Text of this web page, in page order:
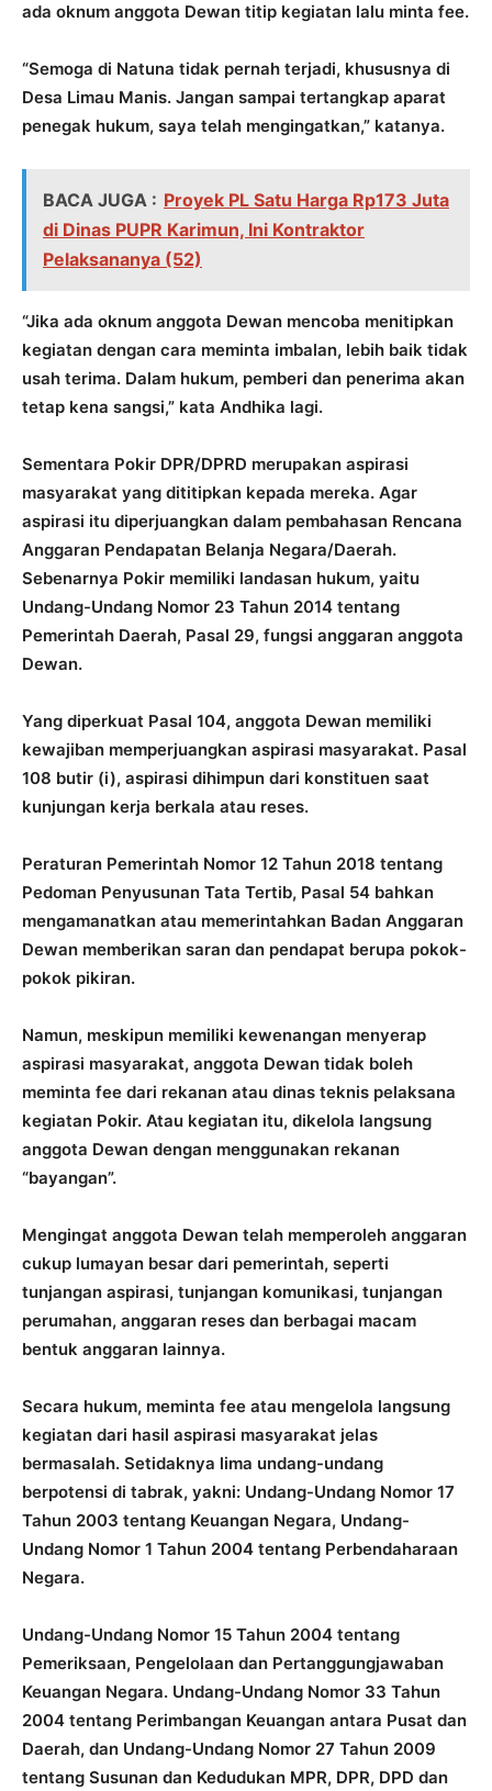
ada oknum anggota Dewan titip kegiatan lalu minta fee.
“Semoga di Natuna tidak pernah terjadi, khususnya di
Desa Limau Manis. Jangan sampai tertangkap aparat
penegak hukum, saya telah mengingatkan,” katanya.
BACA JUGA : Proyek PL Satu Harga Rp173 Juta
di Dinas PUPR Karimun, Ini Kontraktor
Pelaksananya (52)
“Jika ada oknum anggota Dewan mencoba menitipkan
kegiatan dengan cara meminta imbalan, lebih baik tidak
usah terima. Dalam hukum, pemberi dan penerima akan
tetap kena sangsi,” kata Andhika lagi.
Sementara Pokir DPR/DPRD merupakan aspirasi
masyarakat yang dititipkan kepada mereka. Agar
aspirasi itu diperjuangkan dalam pembahasan Rencana
Anggaran Pendapatan Belanja Negara/Daerah.
Sebenarnya Pokir memiliki landasan hukum, yaitu
Undang-Undang Nomor 23 Tahun 2014 tentang
Pemerintah Daerah, Pasal 29, fungsi anggaran anggota
Dewan.
Yang diperkuat Pasal 104, anggota Dewan memiliki
kewajiban memperjuangkan aspirasi masyarakat. Pasal
108 butir (i), aspirasi dihimpun dari konstituen saat
kunjungan kerja berkala atau reses.
Peraturan Pemerintah Nomor 12 Tahun 2018 tentang
Pedoman Penyusunan Tata Tertib, Pasal 54 bahkan
mengamanatkan atau memerintahkan Badan Anggaran
Dewan memberikan saran dan pendapat berupa pokok-
pokok pikiran.
Namun, meskipun memiliki kewenangan menyerap
aspirasi masyarakat, anggota Dewan tidak boleh
meminta fee dari rekanan atau dinas teknis pelaksana
kegiatan Pokir. Atau kegiatan itu, dikelola langsung
anggota Dewan dengan menggunakan rekanan
“bayangan”.
Mengingat anggota Dewan telah memperoleh anggaran
cukup lumayan besar dari pemerintah, seperti
tunjangan aspirasi, tunjangan komunikasi, tunjangan
perumahan, anggaran reses dan berbagai macam
bentuk anggaran lainnya.
Secara hukum, meminta fee atau mengelola langsung
kegiatan dari hasil aspirasi masyarakat jelas
bermasalah. Setidaknya lima undang-undang
berpotensi di tabrak, yakni: Undang-Undang Nomor 17
Tahun 2003 tentang Keuangan Negara, Undang-
Undang Nomor 1 Tahun 2004 tentang Perbendaharaan
Negara.
Undang-Undang Nomor 15 Tahun 2004 tentang
Pemeriksaan, Pengelolaan dan Pertanggungjawaban
Keuangan Negara. Undang-Undang Nomor 33 Tahun
2004 tentang Perimbangan Keuangan antara Pusat dan
Daerah, dan Undang-Undang Nomor 27 Tahun 2009
tentang Susunan dan Kedudukan MPR, DPR, DPD dan